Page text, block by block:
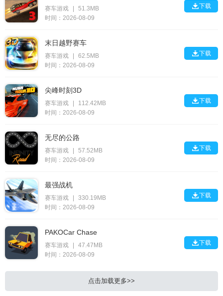
赛车游戏
51.3MB
时间：2026-08-09
下载
末日越野赛车
赛车游戏
62.5MB
时间：2026-08-09
下载
尖峰时刻3D
赛车游戏
112.42MB
时间：2026-08-09
下载
无尽的公路
赛车游戏
57.52MB
时间：2026-08-09
下载
最强战机
赛车游戏
330.19MB
时间：2026-08-09
下载
PAKOCar Chase
赛车游戏
47.47MB
时间：2026-08-09
下载
点击加载更多>>